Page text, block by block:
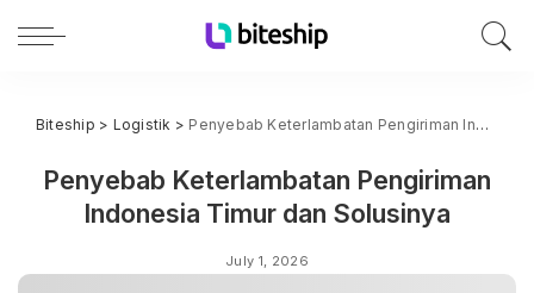
Biteship > Logistik > Penyebab Keterlambatan Pengiriman Indonesia Timur dan Solusinya
Penyebab Keterlambatan Pengiriman
Indonesia Timur dan Solusinya
July 1, 2026